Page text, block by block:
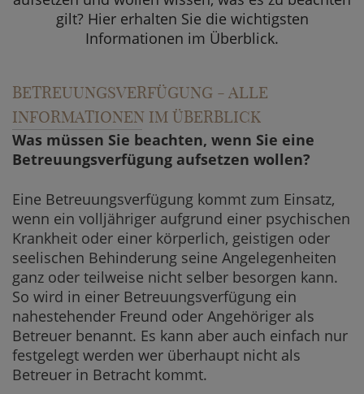
gilt? Hier erhalten Sie die wichtigsten
Informationen im Überblick.
BETREUUNGSVERFÜGUNG - ALLE
INFORMATIONEN IM ÜBERBLICK
Was müssen Sie beachten, wenn Sie eine
Betreuungsverfügung aufsetzen wollen?
Eine Betreuungsverfügung kommt zum Einsatz,
wenn ein volljähriger aufgrund einer psychischen
Krankheit oder einer körperlich, geistigen oder
seelischen Behinderung seine Angelegenheiten
ganz oder teilweise nicht selber besorgen kann.
So wird in einer Betreuungsverfügung ein
nahestehender Freund oder Angehöriger als
Betreuer benannt. Es kann aber auch einfach nur
festgelegt werden wer überhaupt nicht als
Betreuer in Betracht kommt.